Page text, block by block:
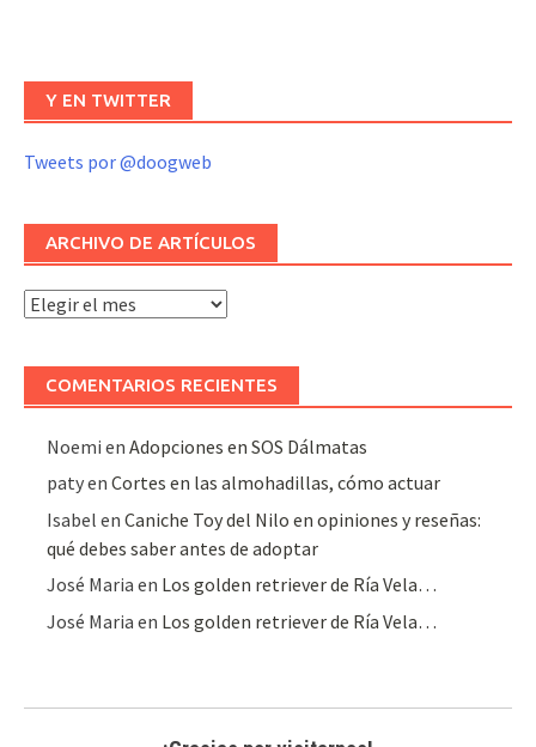
Y EN TWITTER
Tweets por @doogweb
ARCHIVO DE ARTÍCULOS
Archivo
COMENTARIOS RECIENTES
Noemi enAdopciones en SOS Dálmatas
patyenCortes en las almohadillas, cómo actuar
Isabel enCaniche Toy del Nilo en opiniones y reseñas:
qué debes saber antes de adoptar
José Maria en Los golden retriever de Ría Vela…
José Maria en Los golden retriever de Ría Vela…